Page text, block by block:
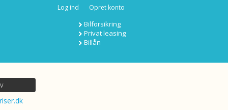
Log ind Opret konto
Bilforsikring
Privat leasing
Billån